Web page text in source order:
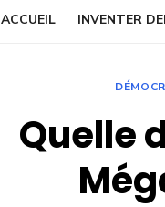
ACCUEIL INVENTER
Quelle